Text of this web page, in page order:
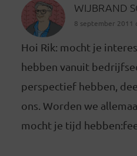
WIJBRAND
8 september 2011
Hoi Rik: mocht je
hebben vanuit
perspectief hebben,
ons. Worden we
mocht je tijd